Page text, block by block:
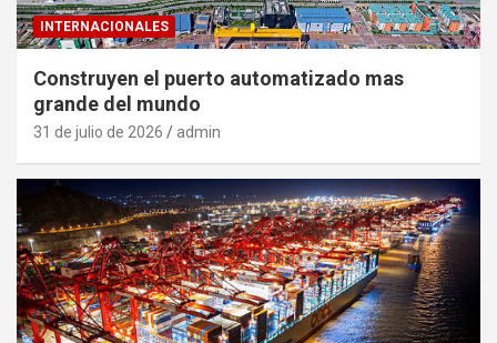
INTERNACIONALES
Construyen el puerto automatizado mas
grande del mundo
31 de julio de 2026 admin